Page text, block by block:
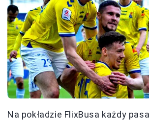
Na pokładzie FlixBusa każdy